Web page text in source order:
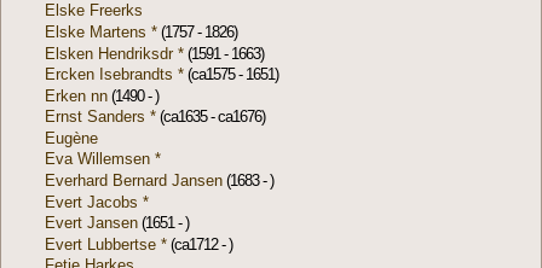
Elske Freerks
Elske Martens * (1757 - 1826)
Elsken Hendriksdr * (1591 - 1663)
Ercken Isebrandts * (ca1575 - 1651)
Erken nn (1490 - )
Ernst Sanders * (ca1635 - ca1676)
Eugène
Eva Willemsen *
Everhard Bernard Jansen (1683 - )
Evert Jacobs *
Evert Jansen (1651 - )
Evert Lubbertse * (ca1712 - )